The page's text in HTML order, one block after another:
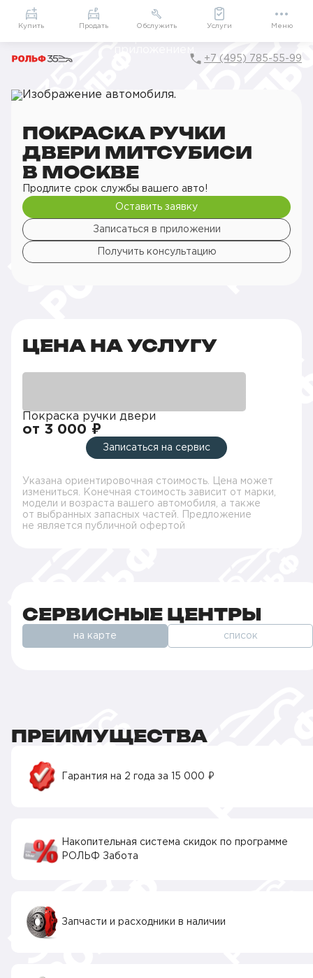
Приложение
Мой РОЛЬФ
Подарки внутри
+7 (495) 785-55-99
Главная
РОЛЬФ Сервис
Сервис Mitsubishi
Кузовной ремонт
Покраска деталей кузова
Покраска ручки двери
ПОКРАСКА РУЧКИ
ДВЕРИ МИТСУБИСИ
В МОСКВЕ
Продлите срок службы вашего авто!
Оставить заявку
Записаться в приложении
Получить консультацию
ЦЕНА НА УСЛУГУ
Покраска ручки двери
от 3 000 ₽
Записаться на сервис
Указана ориентировочная стоимость. Цена может
измениться. Конечная стоимость зависит от марки,
модели и возраста вашего автомобиля, а также
от выбранных запасных частей. Предложение
не является публичной офертой
СЕРВИСНЫЕ ЦЕНТРЫ
на карте список
ПРЕИМУЩЕСТВА
Гарантия на 2 года за 15 000 ₽
Накопительная система скидок по программе
РОЛЬФ Забота
Запчасти и расходники в наличии
Купить Продать Обслужить Услуги Меню